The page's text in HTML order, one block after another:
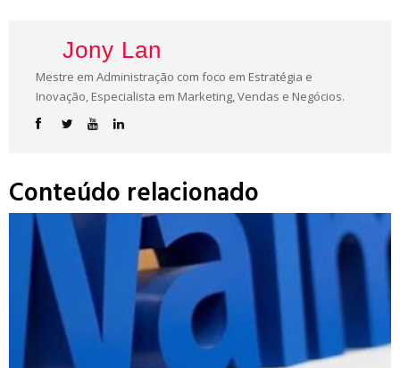
Jony Lan
Mestre em Administração com foco em Estratégia e
Inovação, Especialista em Marketing, Vendas e Negócios.
Conteúdo relacionado